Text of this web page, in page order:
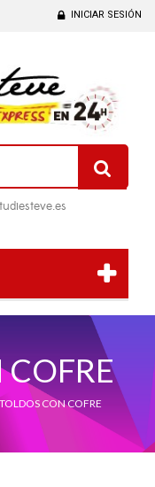
INICIAR SESIÓN
TOLDOS CON COFRE